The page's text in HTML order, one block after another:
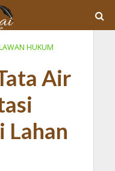
HUKUM
Air
Lahan